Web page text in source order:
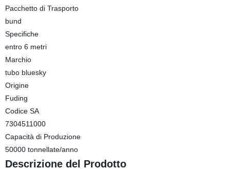
Pacchetto di Trasporto
bund
Specifiche
entro 6 metri
Marchio
tubo bluesky
Origine
Fuding
Codice SA
7304511000
Capacità di Produzione
50000 tonnellate/anno
Descrizione del Prodotto